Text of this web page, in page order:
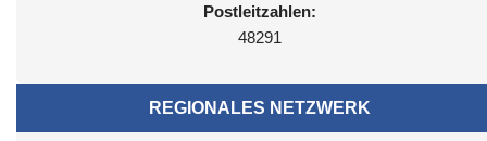
Postleitzahlen:
48291
REGIONALES NETZWERK